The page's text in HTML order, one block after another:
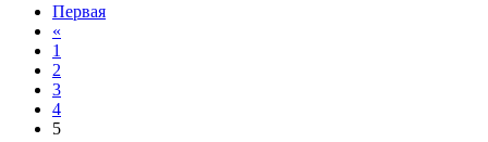
Первая
«
1
2
3
4
5